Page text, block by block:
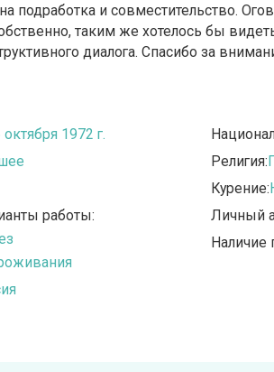
подработка и совместительство.
таким же хотелось бы
диалога. Спасибо за
октября 1972 г.
работы:
Религия:
Курение:
Личный
Наличие